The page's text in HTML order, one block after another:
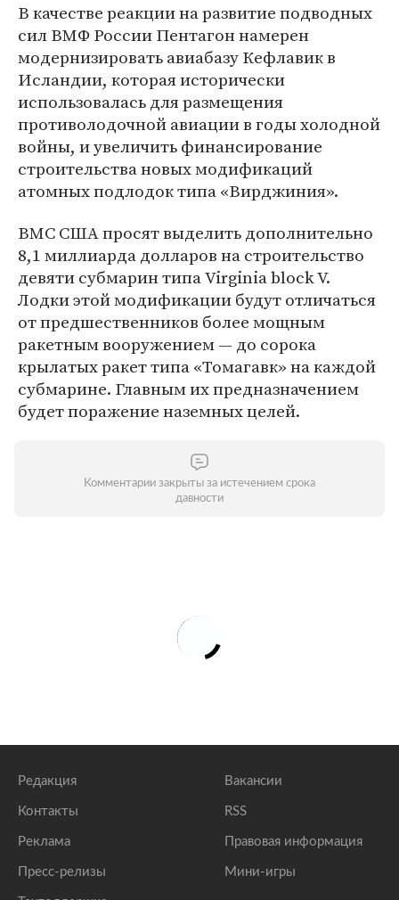
В качестве реакции на развитие подводных
сил ВМФ России Пентагон намерен
модернизировать авиабазу Кефлавик в
Исландии, которая исторически
использовалась для размещения
противолодочной авиации в годы холодной
войны, и увеличить финансирование
строительства новых модификаций
атомных подлодок типа «Вирджиния».
ВМС США просят выделить дополнительно
8,1 миллиарда долларов на строительство
девяти субмарин типа Virginia block V.
Лодки этой модификации будут отличаться
от предшественников более мощным
ракетным вооружением — до сорока
крылатых ракет типа «Томагавк» на каждой
субмарине. Главным их предназначением
будет поражение наземных целей.
Комментарии закрыты за истечением срока
давности
Редакция
Контакты
Реклама
Пресс-релизы
Вакансии
RSS
Правовая информация
Мини-игры